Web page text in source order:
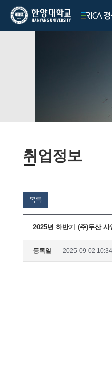
한양
취업정보
목록
2025년 하반기 (주)두산
등록일 2025-09-02